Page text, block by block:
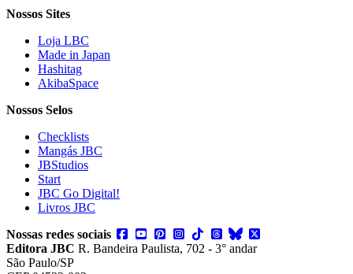
Nossos Sites
Loja LBC
Made in Japan
Hashitag
AkibaSpace
Nossos Selos
Checklists
Mangás JBC
JBStudios
Start
JBC Go Digital!
Livros JBC
Nossas redes sociais
Editora JBC R. Bandeira Paulista, 702 - 3° andar
São Paulo/SP